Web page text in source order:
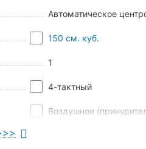
двухколесника? Опыт тысяч
ярко выражено в
тягу на низких оборотах, что
двухколесника и
разгон.
Автоматическое
150 см. куб.
1
4-тактный
Воздушное